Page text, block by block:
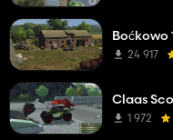
Boćkowo
24 917
Claas
1 972